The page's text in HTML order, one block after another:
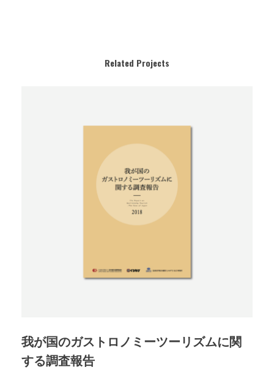
Related Projects
我が国のガストロノミーツーリズムに関
する調査報告